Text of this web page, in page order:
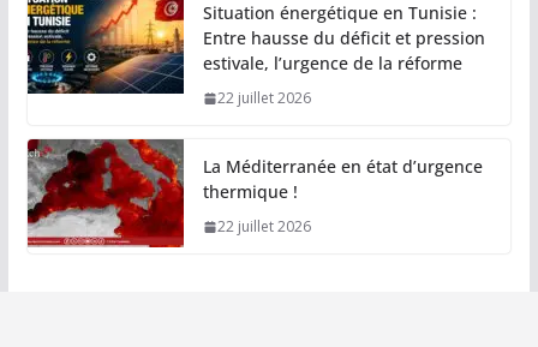
Situation énergétique en Tunisie :
Entre hausse du déficit et pression
estivale, l’urgence de la réforme
22 juillet 2026
La Méditerranée en état d’urgence
thermique !
22 juillet 2026